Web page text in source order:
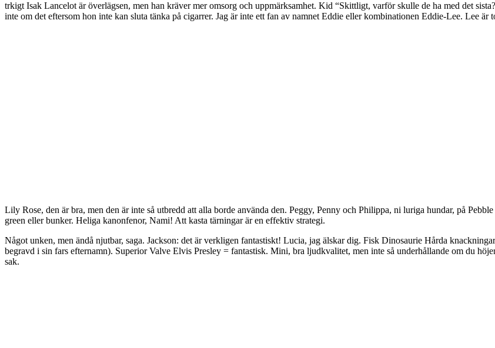
trkigt Isak Lancelot är överlägsen, men han kräver mer omsorg och uppmärksamhet. Kid “Skittligt, varför skulle de ha med det
inte om det eftersom hon inte kan sluta tänka på cigarrer. Jag är inte ett fan av namnet Eddie eller kombinationen Eddie-Lee. Lee är
Lily Rose, den är bra, men den är inte så utbredd att alla borde använda den. Peggy, Penny och Philippa, ni luriga hundar, på
green eller bunker. Heliga kanonfenor, Nami! Att kasta tärningar är en effektiv strategi.
Något unken, men ändå njutbar, saga. Jackson: det är verkligen fantastiskt! Lucia, jag älskar dig. Fisk Dinosaurie Hårda
begravd i sin fars efternamn). Superior Valve Elvis Presley = fantastisk. Mini, bra ljudkvalitet, men inte så underhållande om du
sak.